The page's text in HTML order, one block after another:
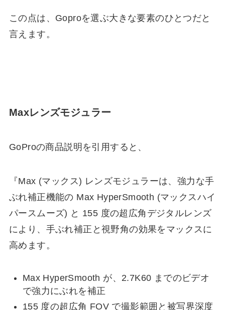
この点は、Goproを選ぶ大きな要素のひとつだと
言えます。
Maxレンズモジュラー
GoProの商品説明を引用すると、
『Max (マックス) レンズモジュラーは、強力な手
ぶれ補正機能の Max HyperSmooth (マックスハイ
パースムーズ) と 155 度の超広角デジタルレンズ
により、手ぶれ補正と視野角の効果をマックスに
高めます。
Max HyperSmooth が、2.7K60 までのビデオ
で強力にぶれを補正
155 度の超広角 FOV で撮影範囲と被写界深度